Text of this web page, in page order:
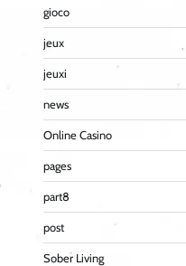
gioco
jeux
jeuxi
news
Online Casino
pages
part8
post
Sober Living